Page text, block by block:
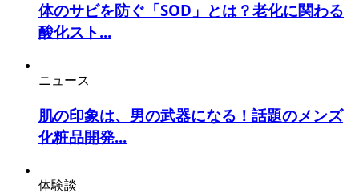
体のサビを防ぐ「SOD」とは？老化に関わる
酸化スト...
ニュース
肌の印象は、男の武器になる！話題のメンズ
化粧品開発...
体験談